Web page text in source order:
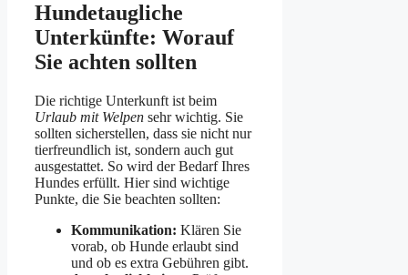
Hundetaugliche
Unterkünfte: Worauf
Sie achten sollten
Die richtige Unterkunft ist beim
Urlaub mit Welpen sehr wichtig. Sie
sollten sicherstellen, dass sie nicht nur
tierfreundlich ist, sondern auch gut
ausgestattet. So wird der Bedarf Ihres
Hundes erfüllt. Hier sind wichtige
Punkte, die Sie beachten sollten:
Kommunikation: Klären Sie
vorab, ob Hunde erlaubt sind
und ob es extra Gebühren gibt.